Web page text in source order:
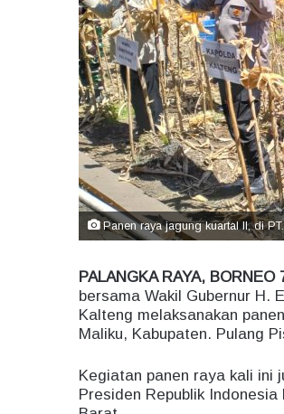
Panen raya jagung kuartal II, di
PALANGKA RAYA, BORNEO
bersama Wakil Gubernur H.
Kalteng melaksanakan
Maliku, Kabupaten. Pulang
Kegiatan panen raya kali ini
Presiden Republik